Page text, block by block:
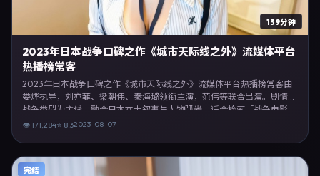
139分钟
2023年日本战争口碑之作《城市天际线之外》流媒体平台
热播榜常客
2023年日本战争口碑之作《城市天际线之外》流媒体平台热播榜常客由
娄烨执导，刘亦菲、梁朝伟、秦海璐领衔主演，范伟等联合出演。剧情以
战争类型为主线，融合日本本土叙事与人物弧光，适合检索「战争电影
日本 娄烨 刘亦菲」等关键词的观众。2023年8月7日日本首映礼举办，全
👁171,284⭐ 8.32023-08-07
完结